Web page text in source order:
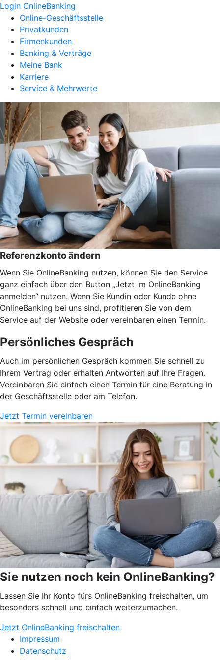
Login OnlineBanking
Online-Geschäftsstelle
Privatkunden
Firmenkunden
Banking & Verträge
Meine Bank
Karriere
Service & Mehrwerte
Referenzkonto ändern
Wenn Sie OnlineBanking nutzen, können Sie den Service
ganz einfach über den Button „Jetzt im OnlineBanking
anmelden“ nutzen. Wenn Sie Kundin oder Kunde ohne
OnlineBanking bei uns sind, profitieren Sie von dem
Service auf der Website oder vereinbaren einen Termin.
Persönliches Gespräch
Auch im persönlichen Gespräch kommen Sie schnell zu
Ihrem Vertrag oder erhalten Antworten auf Ihre Fragen.
Vereinbaren Sie einfach einen Termin für eine Beratung in
der Geschäftsstelle oder am Telefon.
Jetzt Termin vereinbaren
Sie nutzen noch kein OnlineBanking?
Lassen Sie Ihr Konto fürs OnlineBanking freischalten, um
besonders schnell und einfach weiterzumachen.
Jetzt OnlineBanking freischalten
Impressum
Datenschutz